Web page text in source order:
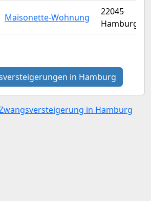
Maisonette-Wohnung
22045
Hamburg
in Hamburg
in Hamburg